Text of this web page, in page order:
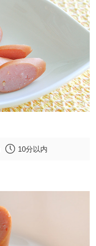
10分以内